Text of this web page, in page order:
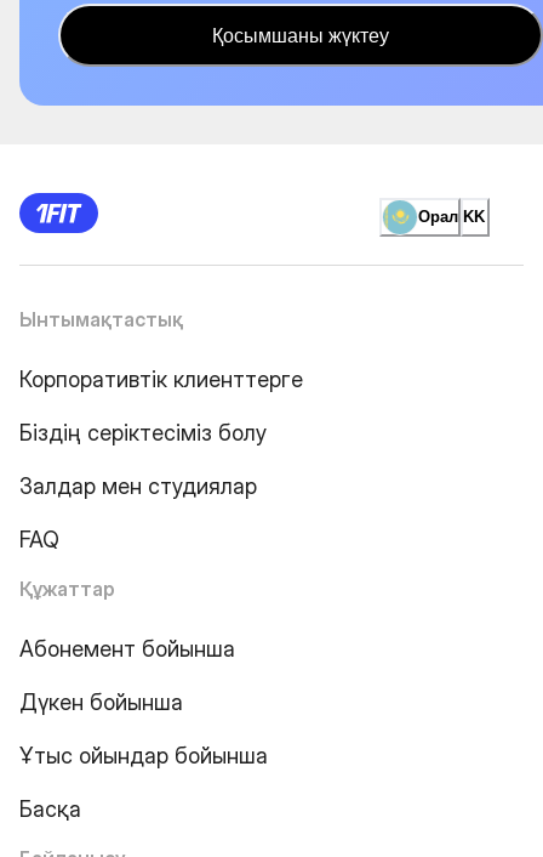
Қосымшаны жүктеу
Орал KK
Ынтымақтастық
Корпоративтік клиенттерге
Біздің серіктесіміз болу
Залдар мен студиялар
FAQ
Құжаттар
Абонемент бойынша
Дүкен бойынша
Ұтыс ойындар бойынша
Басқа